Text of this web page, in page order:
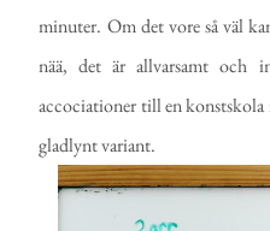
minuter. Om det vore så väl
nää, det är allvarsamt och
accociationer till en
gladlynt variant.